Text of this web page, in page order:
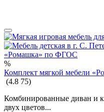
%
Комплект мягкой мебели
(4.8 75)
Комбинированные диван и
двух цветов...